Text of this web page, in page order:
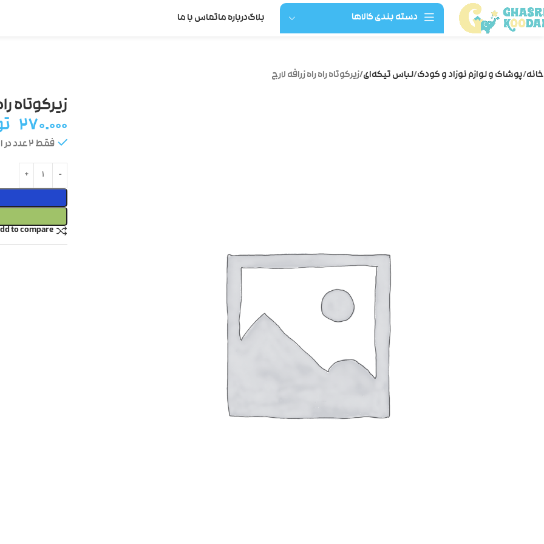
دسته بندی کالاها بلاگدرباره ماتماس با ما
خانه پوشاک و لوازم نوزاد و کودک لباس تیکه‌ای زیرکوتاه راه راه زرافه لارج
زیرکوتاه
۲۷۰.۰۰۰
فقط 2 عدد در انبار موجود است
to compare